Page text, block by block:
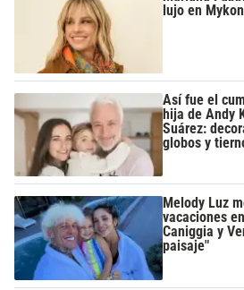
lujo en
Así fue el
hija de Andy
Suárez:
globos y
Melody Luz
vacaciones
Caniggia y
paisaje"